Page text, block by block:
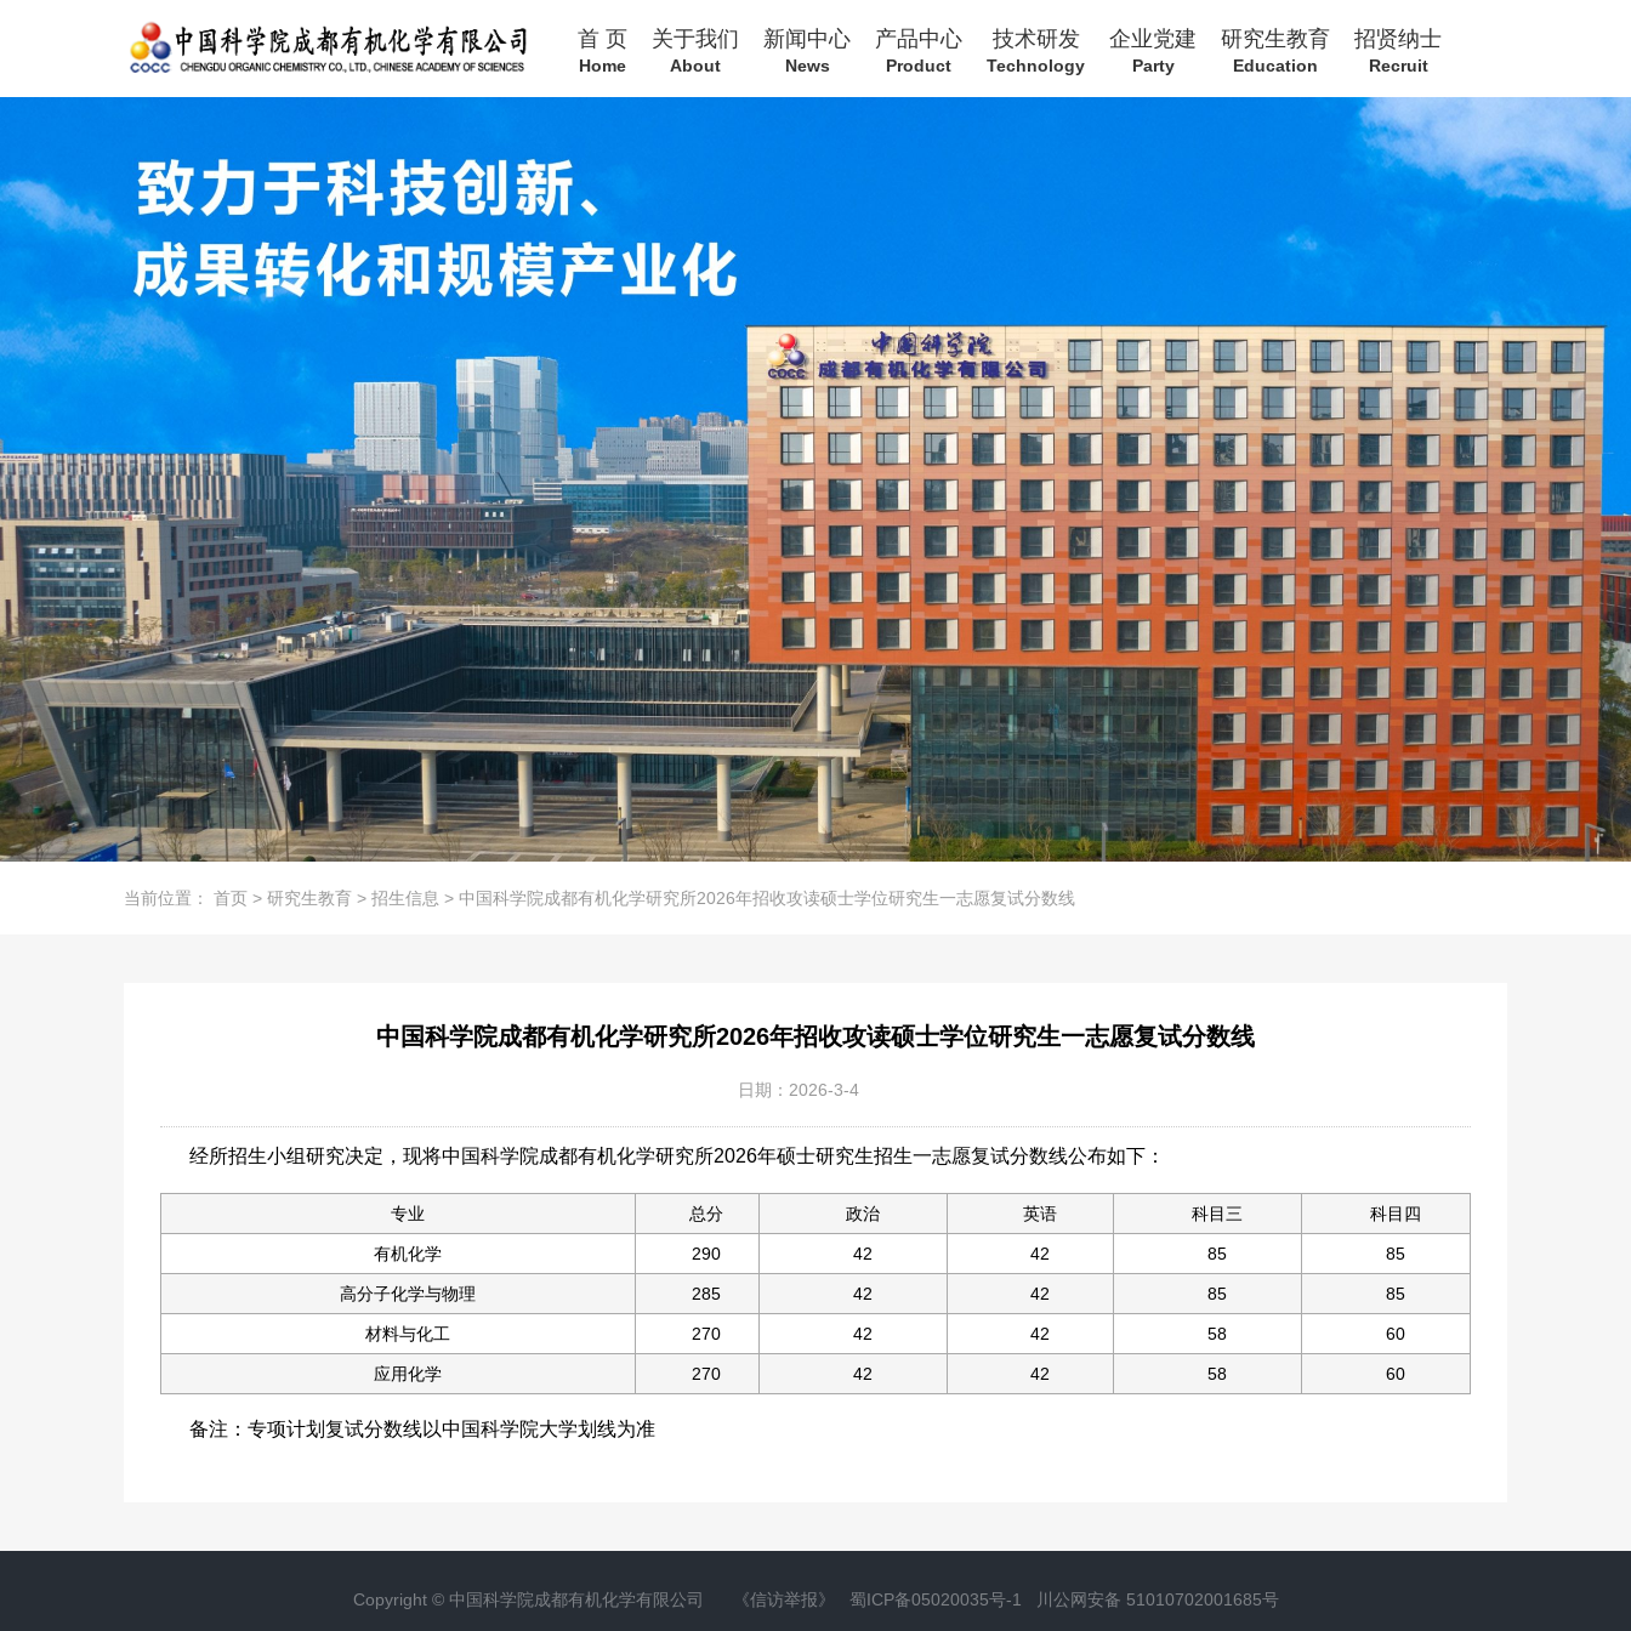
首 页
Home
关于我们
About
新闻中心
News
产品中心
Product
技术研发
Technology
企业党建
Party
研究生教育
Education
招贤纳士
Recruit
当前位置： 首页 > 研究生教育 > 招生信息 > 中国科学院成都有机化学研究所2026年招收攻读硕士学位研究生一志愿复试分数线
中国科学院成都有机化学研究所2026年招收攻读硕士学位研究生一志愿复试分数线
日期：2026-3-4
经所招生小组研究决定，现将中国科学院成都有机化学研究所2026年硕士研究生招生一志愿复试分数线公布如下：
专业 总分 政治 英语 科目三 科目四
有机化学 290 42 42 85 85
高分子化学与物理 285 42 42 85 85
材料与化工 270 42 42 58 60
应用化学 270 42 42 58 60
备注：专项计划复试分数线以中国科学院大学划线为准
Copyright © 中国科学院成都有机化学有限公司 《信访举报》 蜀ICP备05020035号-1 川公网安备 51010702001685号